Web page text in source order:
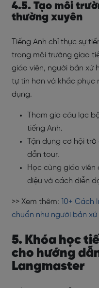
4.5. Tạo môi
thường xuyên
Tiếng Anh chỉ thực sự
trong môi trường giao
giáo viên, người bản xứ
tự tin hơn và khắc phục
dụng.
Tham gia câu lạc
tiếng Anh.
Tận dụng cơ hội
dẫn tour.
Học cùng giáo
điệu và cách diễn
>> Xem thêm: 10+ Cách
chuẩn như người bản xứ
5. Khóa học
cho hướng
Langmaster